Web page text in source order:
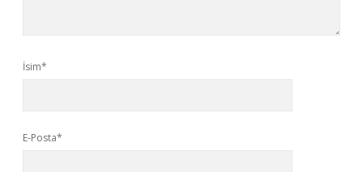
İsim*
E-Posta*